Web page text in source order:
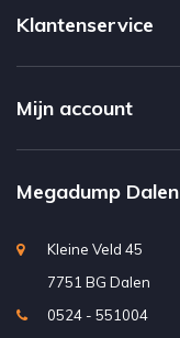
Klantenservice
Mijn account
Megadump Dalen
Kleine Veld 45
7751 BG Dalen
0524 - 551004